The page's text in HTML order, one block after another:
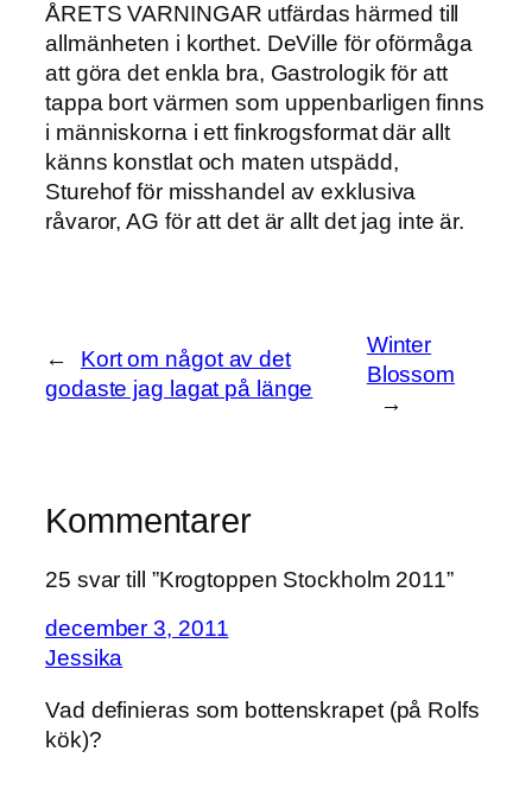
ÅRETS VARNINGAR utfärdas härmed till
allmänheten i korthet. DeVille för oförmåga
att göra det enkla bra, Gastrologik för att
tappa bort värmen som uppenbarligen finns
i människorna i ett finkrogsformat där allt
känns konstlat och maten utspädd,
Sturehof för misshandel av exklusiva
råvaror, AG för att det är allt det jag inte är.
←
Kort om något av det
godaste jag lagat på länge
Winter
Blossom
→
Kommentarer
25 svar till ”Krogtoppen Stockholm 2011”
december 3, 2011
Jessika
Vad definieras som bottenskrapet (på Rolfs
kök)?